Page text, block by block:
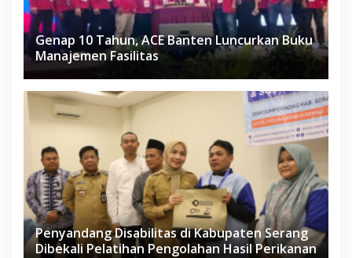
Genap 10 Tahun, ACE Banten Luncurkan Buku
Manajemen Fasilitas
Penyandang Disabilitas di Kabupaten Serang
Dibekali Pelatihan Pengolahan Hasil Perikanan